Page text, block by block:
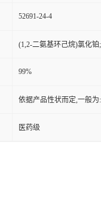
52691-24-4
(1,2-二氨基环己烷)氯化铂;
99%
依据产品性状而定,一般
医药级